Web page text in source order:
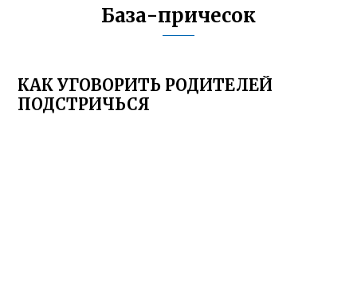
База-причесок
КАК УГОВОРИТЬ РОДИТЕЛЕЙ
ПОДСТРИЧЬСЯ